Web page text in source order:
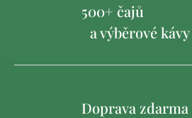
500+ čajů
a výběrové kávy
Doprava zdarma